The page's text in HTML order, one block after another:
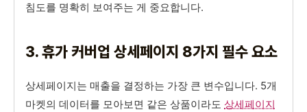
침도를 명확히 보여주는 게 중요합니다.
3. 휴가 커버업 상세페이지 8가지 필수 요소
상세페이지는 매출을 결정하는 가장 큰 변수입니다. 5개
마켓의 데이터를 모아보면 같은 상품이라도 상세페이지